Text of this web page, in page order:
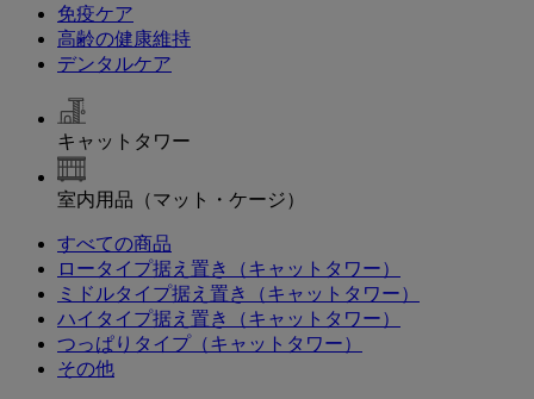
免疫ケア
高齢の健康維持
デンタルケア
キャットタワー
室内用品（マット・ケージ）
すべての商品
ロータイプ据え置き（キャットタワー）
ミドルタイプ据え置き（キャットタワー）
ハイタイプ据え置き（キャットタワー）
つっぱりタイプ（キャットタワー）
その他